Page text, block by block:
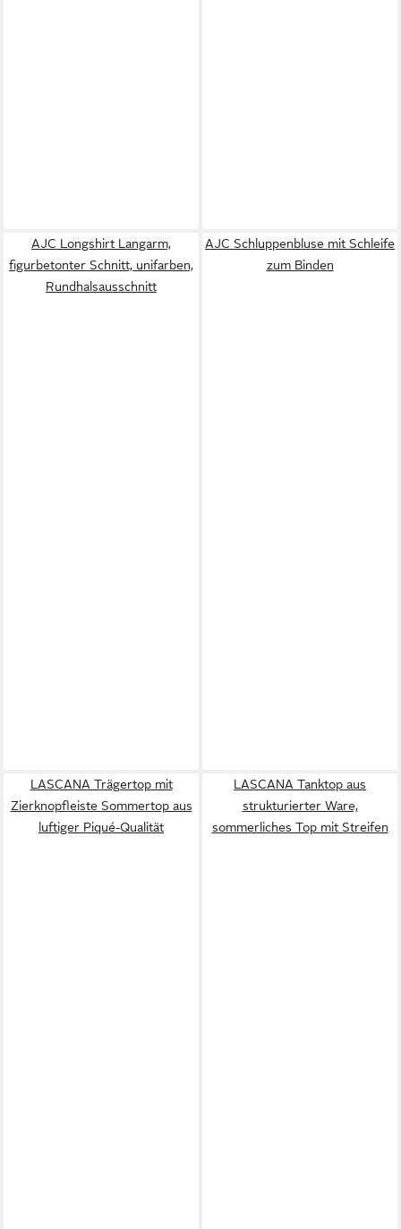
AJC Longshirt Langarm,
figurbetonter Schnitt, unifarben,
Rundhalsausschnitt
AJC Schluppenbluse mit Schleife
zum Binden
LASCANA Trägertop mit
Zierknopfleiste Sommertop aus
luftiger Piqué-Qualität
LASCANA Tanktop aus
strukturierter Ware,
sommerliches Top mit Streifen